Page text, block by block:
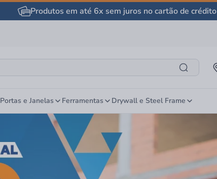
Produtos em até 6x sem juros no cartão de crédito
Portas e Janelas Ferramentas Drywall e Steel Frame